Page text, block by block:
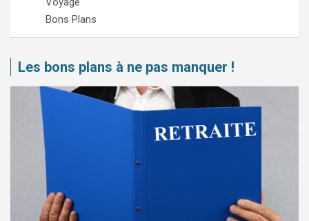
Bons Plans
Les bons plans à ne pas manquer !